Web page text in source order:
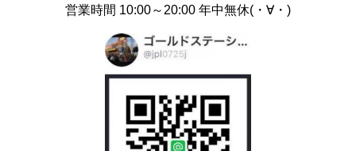
営業時間 10:00～20:00 年中無休(・∀・)